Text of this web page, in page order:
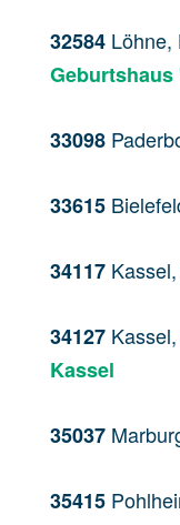
32584 Löhne,
33098
33615
34117 Kassel,
34127 Kassel,
Kassel
35037
35415